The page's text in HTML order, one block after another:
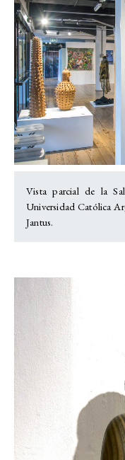
Vista parcial de la
Universidad Católica
Jantus.